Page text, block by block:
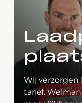
Wij verzorgen
tarief.